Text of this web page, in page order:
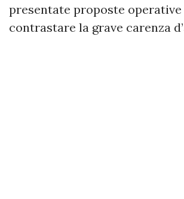
presentate proposte
contrastare la grave carenza